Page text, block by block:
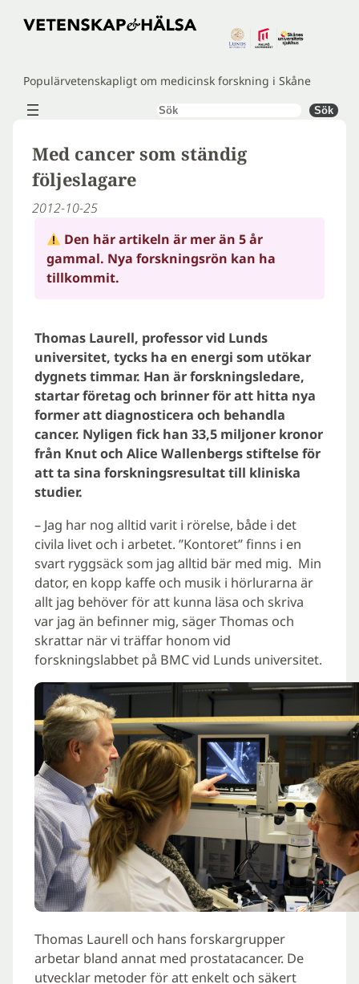
Hoppa
Populärvetenskapligt om medicinsk forskning i Skåne
Sök Sök
Med cancer som ständig
följeslagare
2012-10-25
Den här artikeln är mer än 5 år
gammal. Nya forskningsrön kan ha
tillkommit.
Thomas Laurell, professor vid Lunds
universitet, tycks ha en energi som utökar
dygnets timmar. Han är forskningsledare,
startar företag och brinner för att hitta nya
former att diagnosticera och behandla
cancer. Nyligen fick han 33,5 miljoner kronor
från Knut och Alice Wallenbergs stiftelse för
att ta sina forskningsresultat till kliniska
studier.
– Jag har nog alltid varit i rörelse, både i det
civila livet och i arbetet. ”Kontoret” finns i en
svart ryggsäck som jag alltid bär med mig. Min
dator, en kopp kaffe och musik i hörlurarna är
allt jag behöver för att kunna läsa och skriva
var jag än befinner mig, säger Thomas och
skrattar när vi träffar honom vid
forskningslabbet på BMC vid Lunds universitet.
Thomas Laurell och hans forskargrupper
arbetar bland annat med prostatacancer. De
utvecklar metoder för att enkelt och säkert